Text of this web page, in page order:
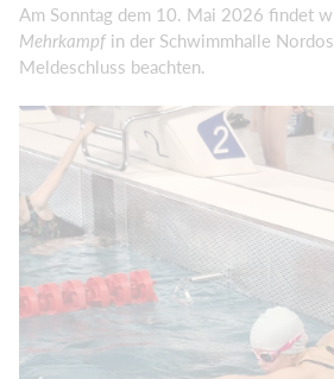
Am Sonntag dem 10. Mai 2026 findet
Mehrkampf in der Schwimmhalle
Meldeschluss beachten.